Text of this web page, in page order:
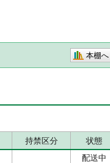
本棚へ
持禁区分
状態
配送中